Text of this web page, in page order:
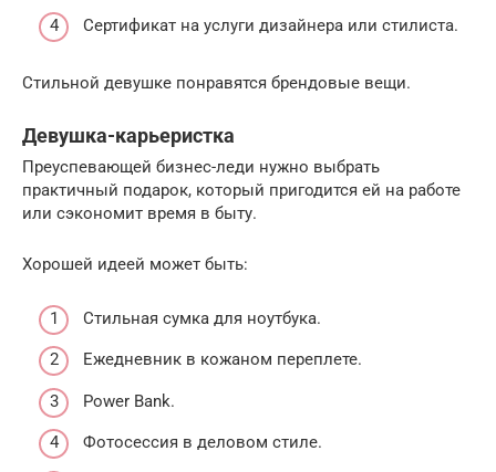
Сертификат на услуги дизайнера или стилиста.
Стильной девушке понравятся брендовые вещи.
Девушка-карьеристка
Преуспевающей бизнес-леди нужно выбрать
практичный подарок, который пригодится ей на работе
или сэкономит время в быту.
Хорошей идеей может быть:
Стильная сумка для ноутбука.
Ежедневник в кожаном переплете.
Power Bank.
Фотосессия в деловом стиле.